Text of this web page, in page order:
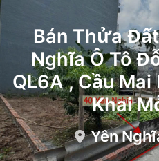
Bán Thửa
Nghĩa Ô Tô
QL6A , Cầu
Khai
Yên